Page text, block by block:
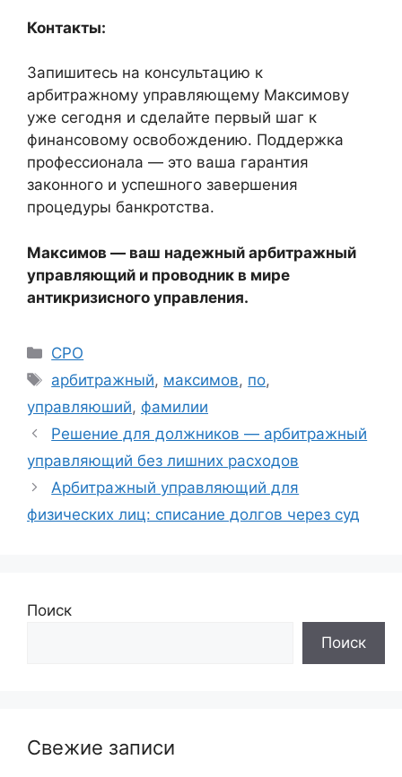
Контакты:
Запишитесь на консультацию к
арбитражному управляющему Максимову
уже сегодня и сделайте первый шаг к
финансовому освобождению. Поддержка
профессионала — это ваша гарантия
законного и успешного завершения
процедуры банкротства.
Максимов — ваш надежный арбитражный
управляющий и проводник в мире
антикризисного управления.
Рубрики
СРО
Метки
арбитражный, максимов, по,
управляюший, фамилии
Решение для должников — арбитражный
управляющий без лишних расходов
Арбитражный управляющий для
физических лиц: списание долгов через суд
Поиск
Поиск
Свежие записи